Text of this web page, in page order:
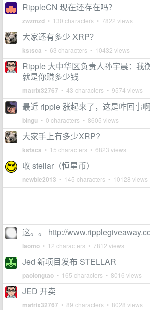
RippleCN 现在还存在吗？
zwzmzd • 130 characters • 7822 views
大家还有多少 XRP？
kstsca • 63 characters • 10432 views
Ripple 大中华区负责人孙宇晨：我
就是你赚多少钱
matrix32767 • 43 characters • 9574 views
最近 ripple 涨起来了，这是咋回事啊
bingu • 0 characters • 8605 views
大家手上有多少XRP?
kstsca • 15 characters • 6823 views
收 stellar（恒星币）
newbie2013 • 145 characters • 10128 views
这。。 http://
laomo • 12 characters • 7812 views
Jed 新项目发布 STELLAR
paolongtao • 165 characters • 8016 views
JED 开卖
matrix32767 • 89 characters • 8028 views